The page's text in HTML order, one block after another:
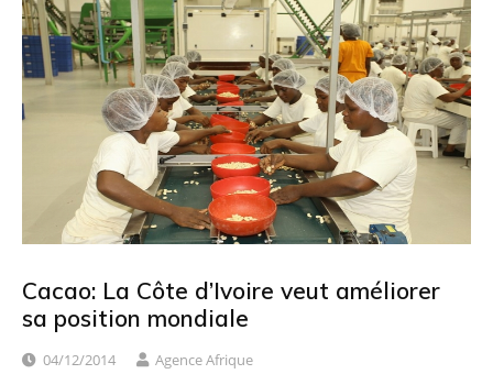
Cacao: La Côte d’Ivoire veut améliorer
sa position mondiale
04/12/2014 Agence Afrique